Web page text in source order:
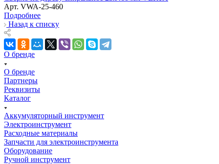
Арт. VWA-25-460
Подробнее
Назад к списку
О бренде
О бренде
Партнеры
Реквизиты
Каталог
Аккумуляторный инструмент
Электроинструмент
Расходные материалы
Запчасти для электроинструмента
Оборудование
Ручной инструмент